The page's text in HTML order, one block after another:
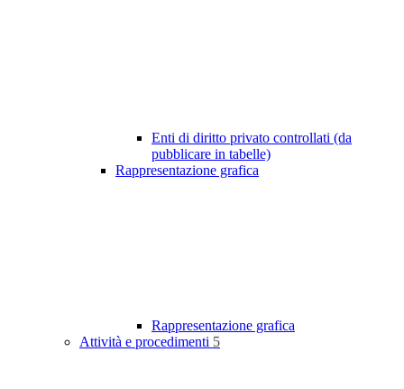
Enti di diritto privato controllati (da
pubblicare in tabelle)
Rappresentazione grafica
Rappresentazione grafica
Attività e procedimenti 5